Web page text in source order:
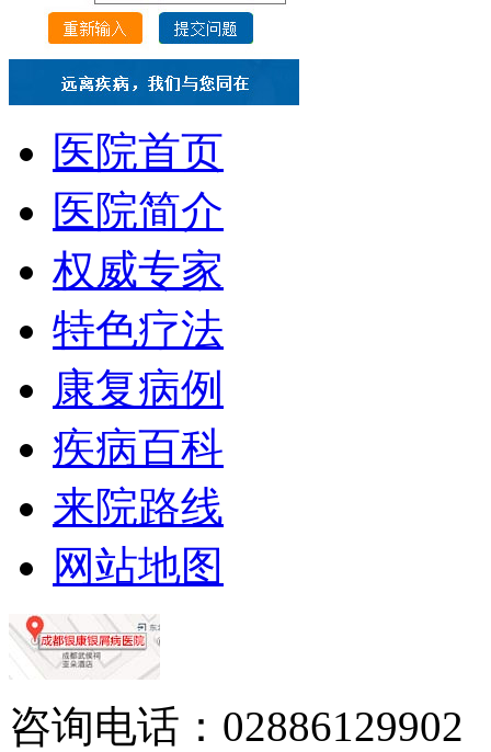
医院首页
医院简介
权威专家
特色疗法
康复病例
疾病百科
来院路线
网站地图
咨询电话：02886129902